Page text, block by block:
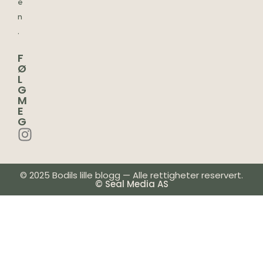
n
.
F
Ø
L
G
M
E
G
© 2025 Bodils lille blogg — Alle rettigheter reservert.
© Seal Media AS